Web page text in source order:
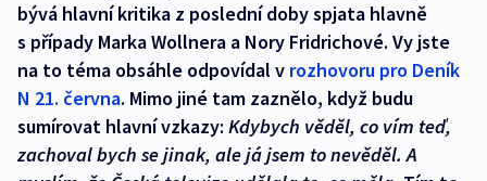
bývá hlavní kritika z poslední doby spjata hlavně
s případy Marka Wollnera a Nory Fridrichové. Vy jste
na to téma obsáhle odpovídal v rozhovoru pro Deník
N 21. června. Mimo jiné tam zaznělo, když budu
sumírovat hlavní vzkazy: Kdybych věděl, co vím teď,
zachoval bych se jinak, ale já jsem to nevěděl. A